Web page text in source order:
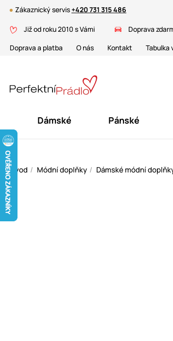
Zákaznický servis+420 731 315 486
Již od roku 2010 s Vámi Doprava
Doprava a platba
O nás Kontakt Tabulka
Dámské Pánské
Úvod Módní doplňky Dámské módní